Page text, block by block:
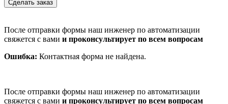
После отправки формы наш инженер по автоматизации
свяжется с вами и проконсультирует по всем вопросам
Ошибка: Контактная форма не найдена.
После отправки формы наш инженер по автоматизации
свяжется с вами и проконсультирует по всем вопросам